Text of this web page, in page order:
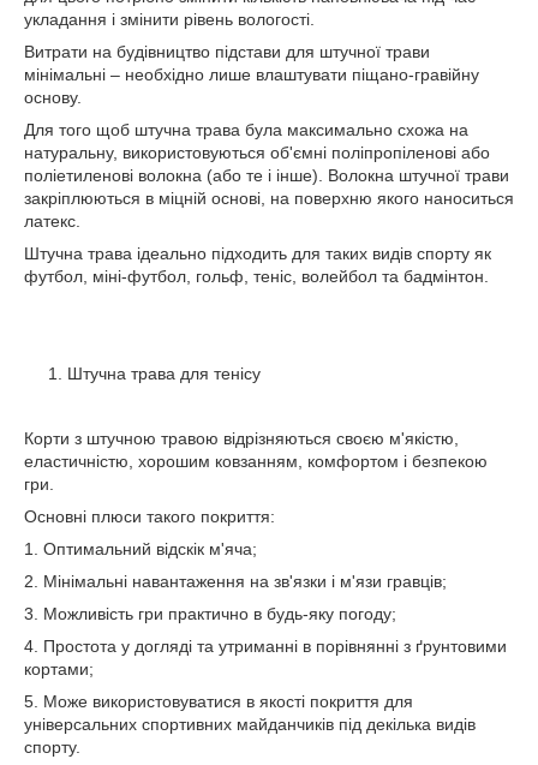
укладання і змінити рівень вологості.
Витрати на будівництво підстави для штучної трави
мінімальні – необхідно лише влаштувати піщано-гравійну
основу.
Для того щоб штучна трава була максимально схожа на
натуральну, використовуються об'ємні поліпропіленові або
поліетиленові волокна (або те і інше). Волокна штучної трави
закріплюються в міцній основі, на поверхню якого наноситься
латекс.
Штучна трава ідеально підходить для таких видів спорту як
футбол, міні-футбол, гольф, теніс, волейбол та бадмінтон.
Штучна трава для тенісу
Корти з штучною травою відрізняються своєю м'якістю,
еластичністю, хорошим ковзанням, комфортом і безпекою
гри.
Основні плюси такого покриття:
1. Оптимальний відскік м'яча;
2. Мінімальні навантаження на зв'язки і м'язи гравців;
3. Можливість гри практично в будь-яку погоду;
4. Простота у догляді та утриманні в порівнянні з ґрунтовими
кортами;
5. Може використовуватися в якості покриття для
універсальних спортивних майданчиків під декілька видів
спорту.